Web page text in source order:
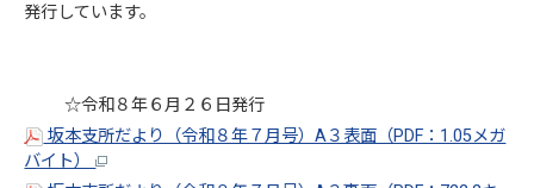
発行しています。
☆令和８年６月２６日発行
坂本支所だより（令和８年７月号）A３表面（PDF：1.05メガ
バイト）